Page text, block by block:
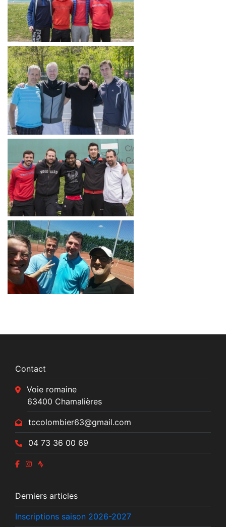
Contact
Voie romaine
63400 Chamalières
tccolombier63@gmail.com
04 73 36 00 69
Derniers articles
Inscriptions saison 2026-2027